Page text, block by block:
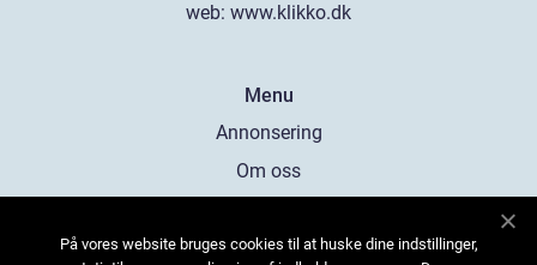
web: www.klikko.dk
Menu
Annonsering
Om oss
Kontakta oss
På vores website bruges cookies til at huske dine indstillinger,